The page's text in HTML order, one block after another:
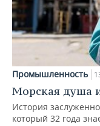
Промышленность
Морская душа
История
который 32 года